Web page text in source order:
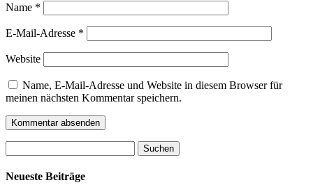
Name *
E-Mail-Adresse *
Website
Name, E-Mail-Adresse und Website in diesem Browser für
meinen nächsten Kommentar speichern.
nach:
Neueste Beiträge